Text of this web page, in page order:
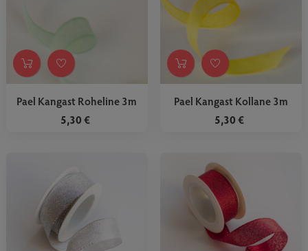
Pael Kangast Roheline 3m
5,30 €
Pael Kangast Kollane 3m
5,30 €